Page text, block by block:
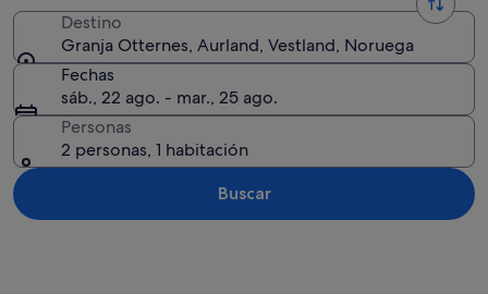
Destino
Granja Otternes, Aurland, Vestland, Noruega
Fechas
sáb., 22 ago. - mar., 25 ago.
Personas
2 personas, 1 habitación
Buscar